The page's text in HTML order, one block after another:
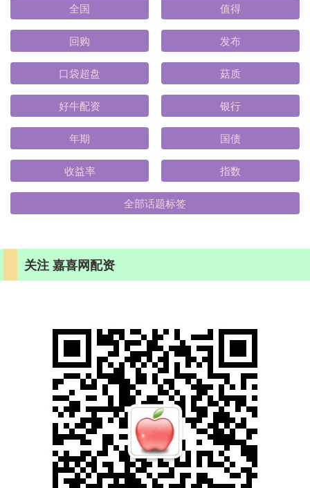
全国 值得
回购 发布
口袋超盘 菇质
好牛配资 银行
年期 国债
收益率 指数
全部话题标签
关注 嘉喜网配资